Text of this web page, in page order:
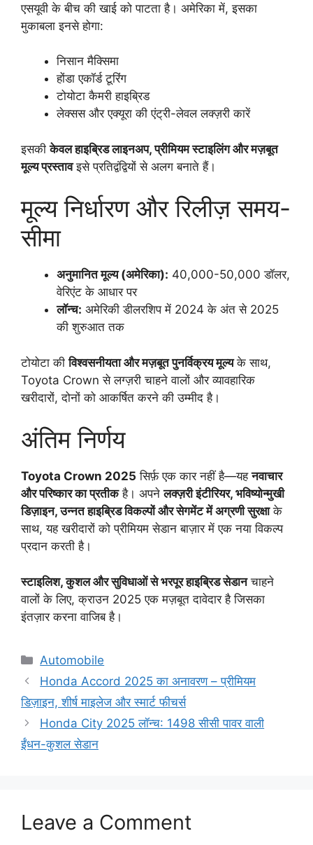
एसयूवी के बीच की खाई को पाटता है। अमेरिका में, इसका
मुकाबला इनसे होगा:
निसान मैक्सिमा
होंडा एकॉर्ड टूरिंग
टोयोटा कैमरी हाइब्रिड
लेक्सस और एक्यूरा की एंट्री-लेवल लक्ज़री कारें
इसकीकेवल हाइब्रिड लाइनअप, प्रीमियम स्टाइलिंग और मज़बूत
मूल्य प्रस्तावइसे प्रतिद्वंद्वियों से अलग बनाते हैं।
मूल्य निर्धारण और रिलीज़ समय-
सीमा
अनुमानित मूल्य (अमेरिका): 40,000-50,000 डॉलर,
वेरिएंट के आधार पर
लॉन्च: अमेरिकी डीलरशिप में 2024 के अंत से 2025
की शुरुआत तक
टोयोटा कीविश्वसनीयता और मज़बूत पुनर्विक्रय मूल्यके साथ,
Toyota Crown से लग्ज़री चाहने वालों और व्यावहारिक
खरीदारों, दोनों को आकर्षित करने की उम्मीद है।
अंतिम निर्णय
Toyota Crown 2025 सिर्फ़ एक कार नहीं है—यहनवाचार
और परिष्कार का प्रतीकहै। अपनेलक्ज़री इंटीरियर, भविष्योन्मुखी
डिज़ाइन, उन्नत हाइब्रिड विकल्पों और सेगमेंट में अग्रणी सुरक्षाके
साथ, यह खरीदारों को प्रीमियम सेडान बाज़ार में एक नया विकल्प
प्रदान करती है।
स्टाइलिश, कुशल और सुविधाओं से भरपूर हाइब्रिड सेडानचाहने
वालों के लिए, क्राउन 2025 एक मज़बूत दावेदार है जिसका
इंतज़ार करना वाजिब है।
Categories
Automobile
Honda Accord 2025 का अनावरण – प्रीमियम
डिज़ाइन, शीर्ष माइलेज और स्मार्ट फीचर्स
Honda City 2025 लॉन्च: 1498 सीसी पावर वाली
ईंधन-कुशल सेडान
Leave a Comment